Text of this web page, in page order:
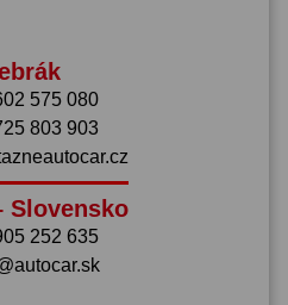
575 080
803 903
Slovensko
252 635